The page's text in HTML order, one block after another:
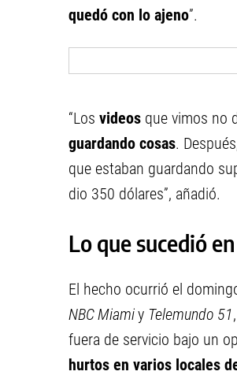
quedó con lo ajeno”.
“Los videos que vimos no
guardando cosas.
que estaban guardando
dio 350 dólares”, añadió.
Lo que sucedió
El hecho ocurrió el
NBC Miamiy Telemundo 51
fuera de servicio bajo un
hurtos en varios locales